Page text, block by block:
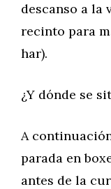
descanso a la
recinto para
har).
¿Y dónde se
A
parada en
antes de la